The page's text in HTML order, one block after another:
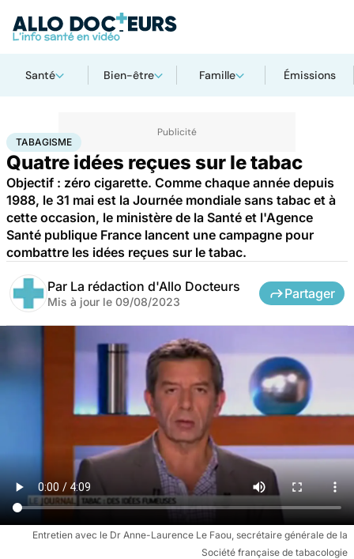
Santé Bien-être Famille Émissions
AccueilSanté Maladies Tabagisme
TABAGISME
Quatre idées reçues sur le tabac
Objectif : zéro cigarette. Comme chaque année depuis
1988, le 31 mai est la Journée mondiale sans tabac et à
cette occasion, le ministère de la Santé et l'Agence
Santé publique France lancent une campagne pour
combattre les idées reçues sur le tabac.
Par La rédaction d'Allo Docteurs
Mis à jour le 09/08/2023
Partager
Entretien avec le Dr Anne-Laurence Le Faou, secrétaire générale de la
Société française de tabacologie